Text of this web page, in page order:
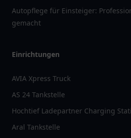
Autopflege für Einsteiger:
gemacht
Einrichtungen
AVIA Xpress Truck
AS 24 Tankstelle
Hochtief Ladepartner Charging
Aral Tankstelle